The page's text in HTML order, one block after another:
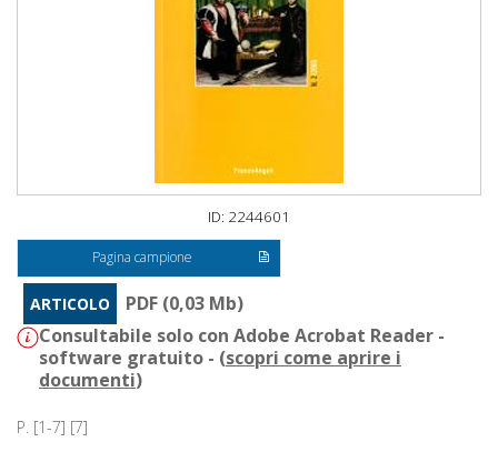
ID: 2244601
Pagina campione
ARTICOLO
PDF (0,03 Mb)
Consultabile solo con Adobe Acrobat Reader -
software gratuito - (scopri come aprire i
documenti)
P. [1-7] [7]